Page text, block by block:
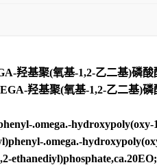
羟基聚(氧基-1,2-乙二基)磷酸
羟基聚(氧基-1,2-乙二基)
.omega.-hydroxypoly(oxy-
.omega.-